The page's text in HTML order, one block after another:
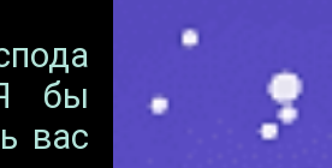
бы
вас